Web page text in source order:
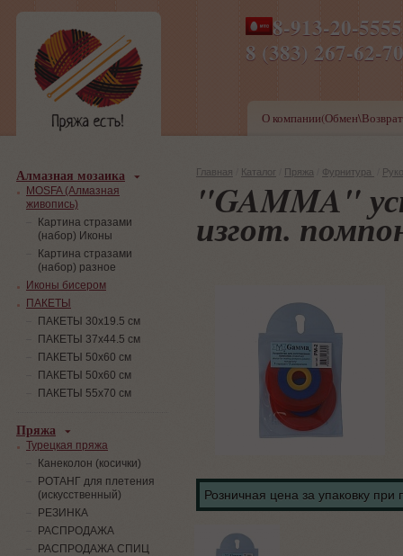
8-913-20-
8 (383) 267-
ПН-ПТ 8-17,СБ-ВС 9-
О
Главная Каталог Пряжа Фурнитура
"GAMMA"
изгот.
Розничная цена за упаковку при
Алмазная мозаика
MOSFA (Алмазная
живопись)
Картина стразами
(набор) Иконы
Картина стразами
(набор) разное
Иконы бисером
ПАКЕТЫ
ПАКЕТЫ 30х19.5 см
ПАКЕТЫ 37х44.5 см
ПАКЕТЫ 50х60 см
ПАКЕТЫ 50х60 см
ПАКЕТЫ 55х70 см
Пряжа
Турецкая пряжа
Канеколон (косички)
РОТАНГ для плетения
(искусственный)
PЕЗИНКА
РАСПРОДАЖА
РАСПРОДАЖА СПИЦ